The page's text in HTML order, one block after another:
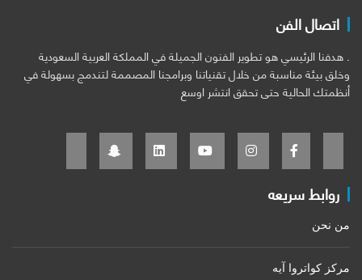
اتصال الفن
. هدفنا الرئيسي هو تطوير الفنون الجميلة في المملكة العربية السعودية
وخلق بيئة مناسبة من خلال تقنياتنا وبرامجنا المصممة لتندمج بسهولة في
أنظمتك الحالية حتى تحقق انتشر اوسع
روابط سريعه
من نحن
مركز كواتروا آيه